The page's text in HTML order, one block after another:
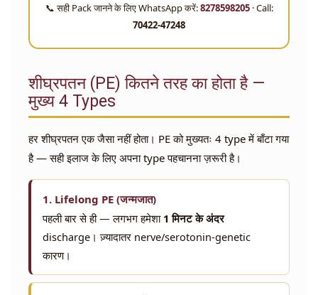
📞 सही Pack जानने के लिए WhatsApp करें:8278598205· Call:
70422-47248
शीघ्रपतन (PE) कितने तरह का होता है —
मुख्य 4 Types
हर शीघ्रपतन एक जैसा नहीं होता। PE को मुख्यतः 4 type में बाँटा गया
है — सही इलाज के लिए अपना type पहचानना ज़रूरी है।
1. Lifelong PE (जन्मजात)
पहली बार से ही — लगभग हमेशा 1 मिनट के अंदर
discharge। ज़्यादातर nerve/serotonin-genetic
कारण।